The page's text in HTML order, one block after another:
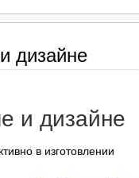
дизайне
и дизайне
в изготовлении